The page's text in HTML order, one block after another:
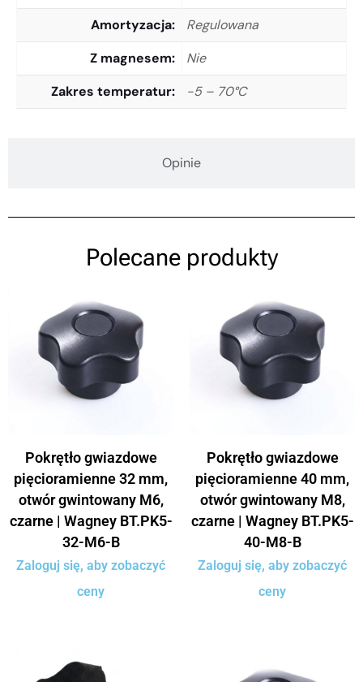
Opinie
Amortyzacja
Regulowana
Z magnesem
Nie
Zakres temperatur
-5 – 70°C
Polecane produkty
Pokrętło gwiazdowe
pięcioramienne 32 mm,
otwór gwintowany M6,
czarne | Wagney BT.PK5-
32-M6-B
Zaloguj się, aby zobaczyć
ceny
Pokrętło gwiazdowe
pięcioramienne 40 mm,
otwór gwintowany M8,
czarne | Wagney BT.PK5-
40-M8-B
Zaloguj się, aby zobaczyć
ceny